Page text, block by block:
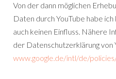
Von der dann möglichen
Daten durch YouTube habe
auch keinen Einfluss. Nähere
der Datenschutzerklärung von
www.google.de/intl/de/